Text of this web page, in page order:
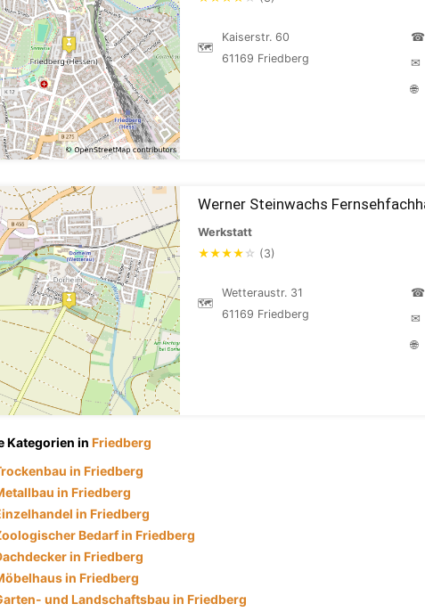
🗺
Kaiserstr. 60
61169 Friedberg
☎
✉
🌐
Werner Steinwachs
Werkstatt
★★★★ ☆ (3)
🗺
Wetteraustr. 31
61169 Friedberg
☎
✉
🌐
Kategorien in Friedberg
in Friedberg
in Friedberg
in Friedberg
Bedarf in Friedberg
in Friedberg
in Friedberg
und Landschaftsbau in Friedberg